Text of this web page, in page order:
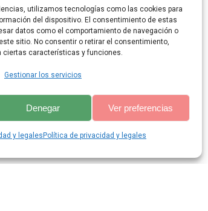
utilizamos tecnologías como las cookies para
del dispositivo. El consentimiento de estas
datos como el comportamiento de navegación o
sitio. No consentir o retirar el consentimiento,
ciertas características y funciones.
Gestionar los servicios
Denegar Ver preferencias
y legales Política de privacidad y legales